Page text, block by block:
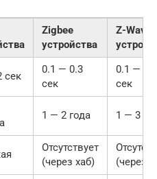
Zigbee
устройства
Z-Wave
сек
0.1 — 0.3
сек
0.1 — 0.3
сек
1 — 2 года 1 — 3
Отсутствует
(через хаб)
(через